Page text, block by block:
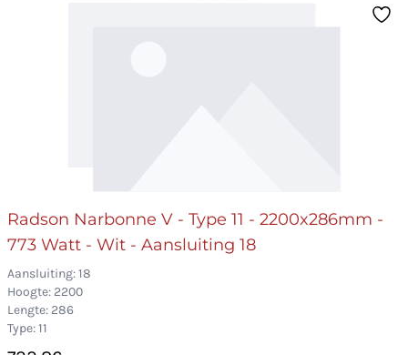
Radson Narbonne V - Type 11 - 2200x286mm -
773 Watt - Wit - Aansluiting 18
Aansluiting: 18
Hoogte: 2200
Lengte: 286
Type: 11